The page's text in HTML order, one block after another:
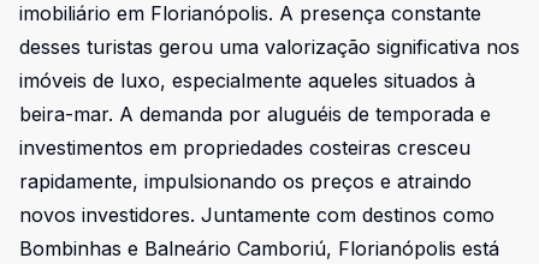
imobiliário em Florianópolis. A presença constante
desses turistas gerou uma valorização significativa nos
imóveis de luxo, especialmente aqueles situados à
beira-mar. A demanda por aluguéis de temporada e
investimentos em propriedades costeiras cresceu
rapidamente, impulsionando os preços e atraindo
novos investidores. Juntamente com destinos como
Bombinhas e Balneário Camboriú, Florianópolis está